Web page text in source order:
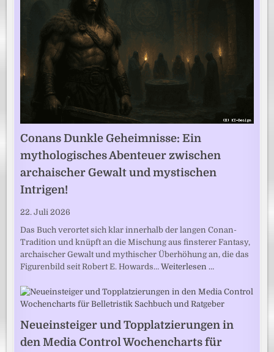
Conans Dunkle Geheimnisse: Ein
mythologisches Abenteuer zwischen
archaischer Gewalt und mystischen
Intrigen!
22. Juli 2026
Das Buch verortet sich klar innerhalb der langen Conan-
Tradition und knüpft an die Mischung aus finsterer Fantasy,
archaischer Gewalt und mythischer Überhöhung an, die das
Figurenbild seit Robert E. Howards…Weiterlesen …
Neueinsteiger und Topplatzierungen in
den Media Control Wochencharts für